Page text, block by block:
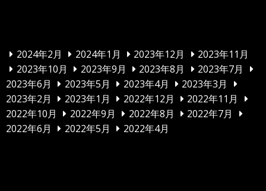
2024年2月 2024年1月 2023年12月
2023年11月
2023年10月
2023年9月 2023年8月
2023年7月
2023年6月
2023年5月 2023年4月
2023年3月
2023年2月
2023年1月 2022年12月
2022年11月
2022年10月
2022年9月 2022年8月
2022年7月
2022年6月
2022年5月 2022年4月